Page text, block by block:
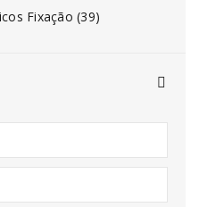
Fixação (39)